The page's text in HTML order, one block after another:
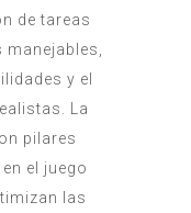
de tareas
y el
La
pilares
el juego
las